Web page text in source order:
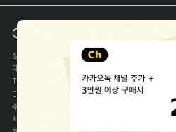
COMPANY INFO
상호
(주)해피프린스
대표
TEL
1668-1570
E-MAIL
help@happyprince.co.kr
주소
사업자등록번호